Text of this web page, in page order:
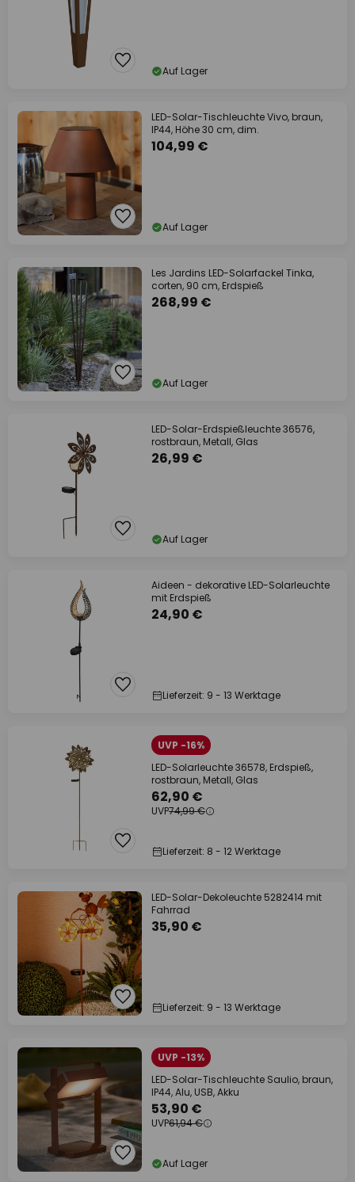
Auf Lager
LED-Solar-Tischleuchte Vivo, braun,
IP44, Höhe 30 cm, dim.
104,99 €
Auf Lager
Les Jardins LED-Solarfackel Tinka,
corten, 90 cm, Erdspieß
268,99 €
Auf Lager
LED-Solar-Erdspießleuchte 36576,
rostbraun, Metall, Glas
26,99 €
Auf Lager
Aideen - dekorative LED-Solarleuchte
mit Erdspieß
24,90 €
Lieferzeit: 9 - 13 Werktage
UVP -16%
LED-Solarleuchte 36578, Erdspieß,
rostbraun, Metall, Glas
62,90 €
UVP74,99 €
Lieferzeit: 8 - 12 Werktage
LED-Solar-Dekoleuchte 5282414 mit
Fahrrad
35,90 €
Lieferzeit: 9 - 13 Werktage
UVP -13%
LED-Solar-Tischleuchte Saulio, braun,
IP44, Alu, USB, Akku
53,90 €
UVP61,94 €
Auf Lager